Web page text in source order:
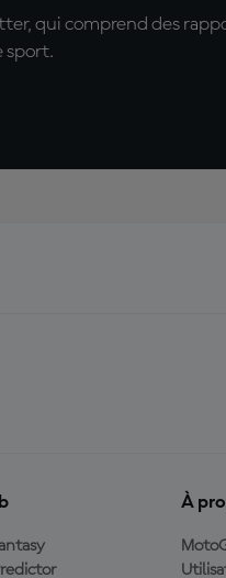
qui comprend des
sport.
À